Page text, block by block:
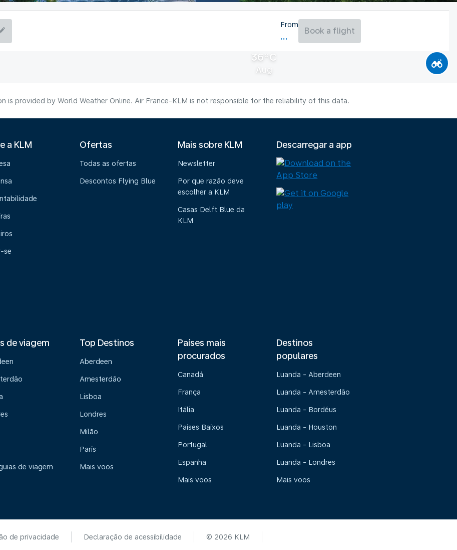
36°C
Aug
From
Book a flight
is provided by World Weather Online. Air France-KLM is not responsible for the reliability of this data.
a KLM
se
Ofertas
Todas as ofertas
Descontos Flying Blue
Mais sobre KLM
Newsletter
Por que razão deve
escolher a KLM
Casas Delft Blue da
KLM
Descarregar a app
de viagem
de viagem
Top Destinos
Aberdeen
Amesterdão
Lisboa
Londres
Milão
Paris
Mais voos
Países mais
procurados
Canadá
França
Itália
Países Baixos
Portugal
Espanha
Mais voos
Destinos
populares
Luanda - Aberdeen
Luanda - Amesterdão
Luanda - Bordéus
Luanda - Houston
Luanda - Lisboa
Luanda - Londres
Mais voos
de privacidade Declaração de acessibilidade
© 2026 KLM